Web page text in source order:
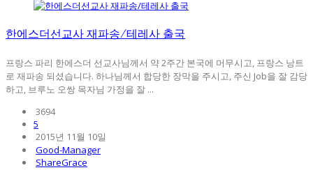
한에스더선교사 재파송/테레사 출국
프랑스 파리 한에스더 선교사님께서 약 2주간 본국에 머무시고, 프랑스 낭트
로 재파송 되셨습니다. 하나님께서 합당한 장막을 주시고, 주신 Job을 잘 감당
하고, 브루노 오쌍 목자님 가정을 잘 ...
3694
5
2015년 11월 10일
Good-Manager
ShareGrace